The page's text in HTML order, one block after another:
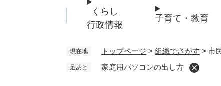
くらし
行政情報
子育て・教育
現在地 トップページ > 組織でさがす > 市
足あと 家庭用パソコンの出し方